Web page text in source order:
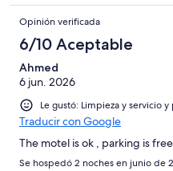
Opinión verificada
6/10 Aceptable
Ahmed
6 jun. 2026
Le gustó: Limpieza y servicio y
Traducir con Google
The motel is ok , parking is free
Se hospedó 2 noches en junio de